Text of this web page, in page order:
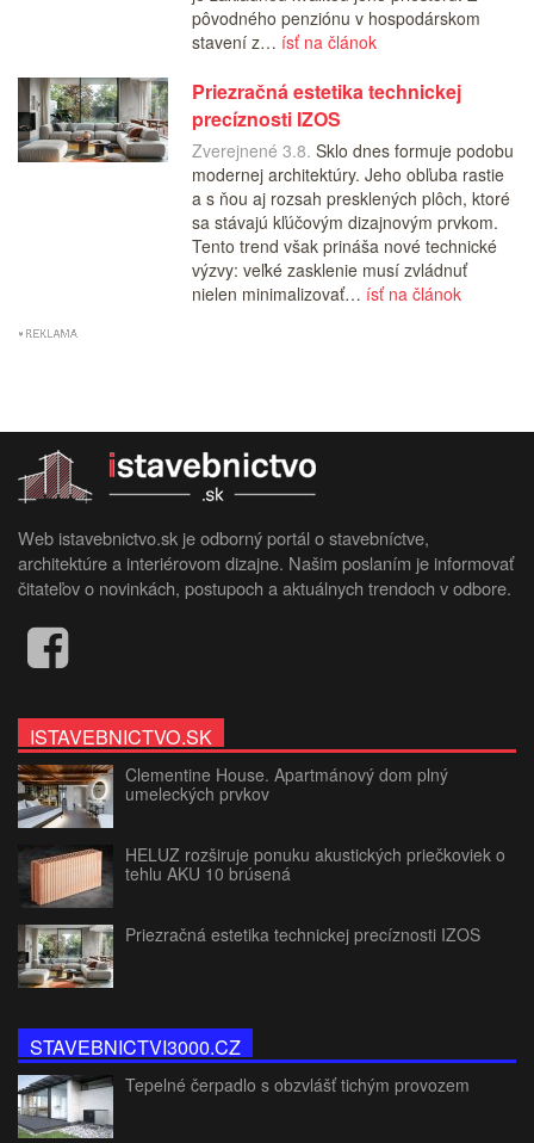
pôvodného penziónu v hospodárskom
stavení z… ísť na článok
Priezračná estetika technickej
precíznosti IZOS
Zverejnené 3.8. Sklo dnes formuje podobu
modernej architektúry. Jeho obľuba rastie
a s ňou aj rozsah presklených plôch, ktoré
sa stávajú kľúčovým dizajnovým prvkom.
Tento trend však prináša nové technické
výzvy: veľké zasklenie musí zvládnuť
nielen minimalizovať… ísť na článok
Web istavebnictvo.sk je odborný portál o stavebníctve,
architektúre a interiérovom dizajne. Našim poslaním je informovať
čitateľov o novinkách, postupoch a aktuálnych trendoch v odbore.
ISTAVEBNICTVO.SK
Clementine House. Apartmánový dom plný
umeleckých prvkov
HELUZ rozširuje ponuku akustických priečkoviek o
tehlu AKU 10 brúsená
Priezračná estetika technickej precíznosti IZOS
STAVEBNICTVI3000.CZ
Tepelné čerpadlo s obzvlášť tichým provozem